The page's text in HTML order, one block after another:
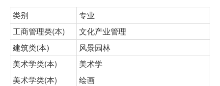
类别
专业
工商管理类(本)
文化产业管理
建筑类(本)
风景园林
美术学类(本)
美术学
美术学类(本)
绘画